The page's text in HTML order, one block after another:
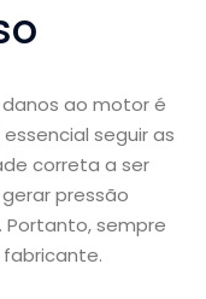
ao motor é
seguir as
correta a ser
pressão
sempre